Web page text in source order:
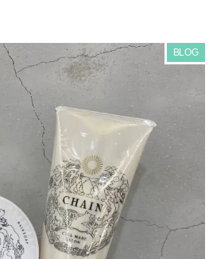
BLOG